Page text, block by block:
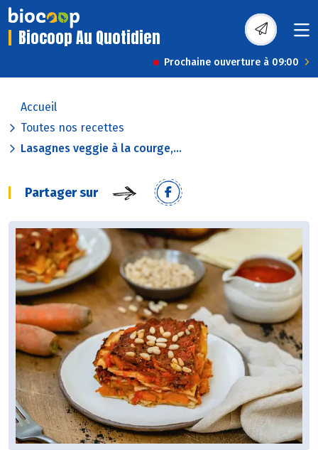
Biocoop Au Quotidien
Prochaine ouverture à 09:00
Accueil
Toutes nos recettes
Lasagnes veggie à la courge,...
Partager sur